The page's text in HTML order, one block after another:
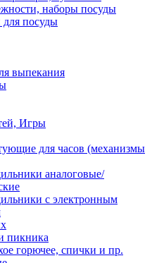
наборы посуды
посуды
выпекания
Игры
для часов (механизмы
аналоговые/
с электронным
пикника
горючее, спички и пр.